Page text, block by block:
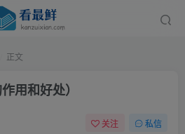
正文
用和好处）
关注 私信